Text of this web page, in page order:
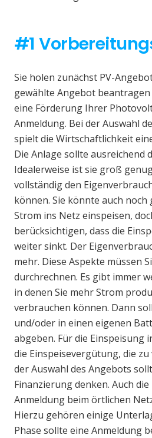
#1
Sie holen zunächst PV-
gewählte Angebot
eine Förderung Ihrer
Anmeldung. Bei der Auswahl
spielt die Wirtschaftlichkeit
Die Anlage sollte ausreichend
Idealerweise ist sie groß
vollständig den
können. Sie könnte auch
Strom ins Netz einspeisen,
berücksichtigen, dass die
weiter sinkt. Der
mehr. Diese Aspekte müssen
durchrechnen. Es gibt immer
in denen Sie mehr Strom
verbrauchen können. Dann
und/oder in einen eigenen
abgeben. Für die Einspeisung
die Einspeisevergütung, die
der Auswahl des Angebots
Finanzierung denken. Auch
Anmeldung beim örtlichen
Hierzu gehören einige
Phase sollte eine Anmeldung